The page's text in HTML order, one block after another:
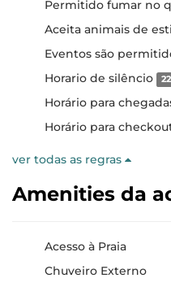
Permitido fumar no
Aceita animais de
Eventos são
Horario de silêncio
Horário para
Horário para
ver todas as regras
Amenities da
Acesso à Praia
Chuveiro Externo